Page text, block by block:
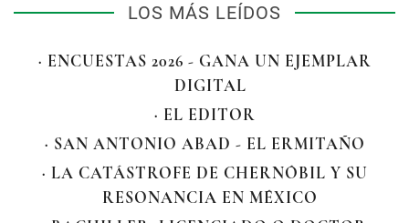
LOS MÁS LEÍDOS
· ENCUESTAS 2026 - GANA UN EJEMPLAR
DIGITAL
· EL EDITOR
· SAN ANTONIO ABAD - EL ERMITAÑO
· LA CATÁSTROFE DE CHERNÓBIL Y SU
RESONANCIA EN MÉXICO